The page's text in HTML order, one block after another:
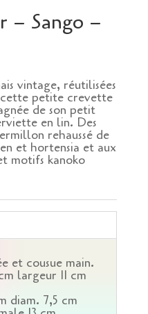
– Sango –
vintage, réutilisées
cette petite crevette
de son petit
en lin. Des
rehaussé de
et hortensia et aux
motifs kanoko
et cousue main.
largeur 11 cm
diam. 7,5 cm